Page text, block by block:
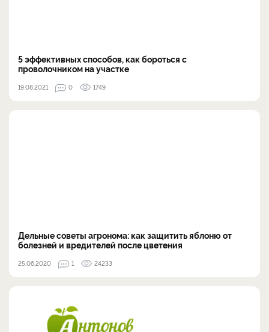
5 эффективных способов, как бороться с
проволочником на участке
19.08.2021 0 1749
Дельные советы агронома: как защитить яблоню от
болезней и вредителей после цветения
25.06.2020 1 24233